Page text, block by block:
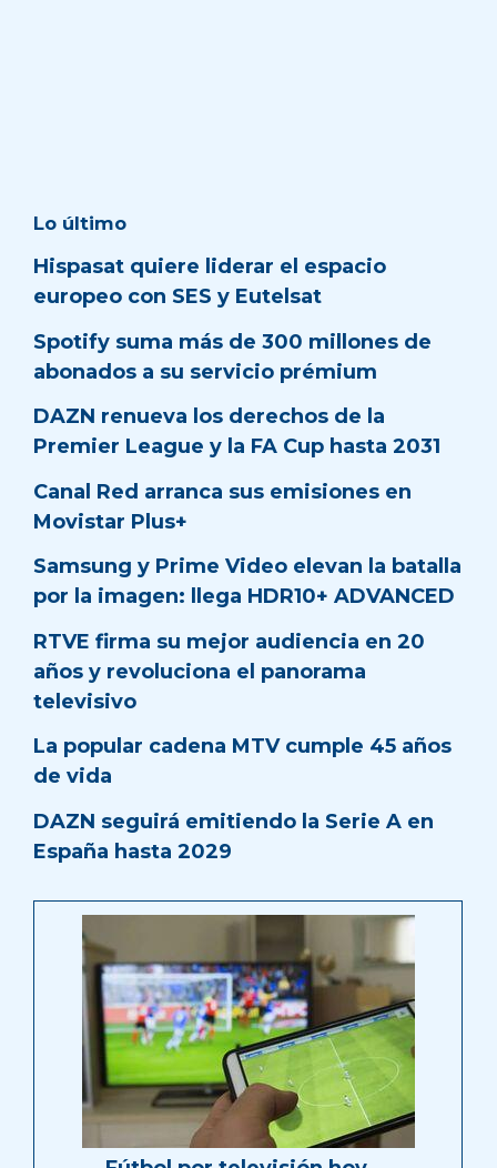
Lo último
Hispasat quiere liderar el espacio
europeo con SES y Eutelsat
Spotify suma más de 300 millones de
abonados a su servicio prémium
DAZN renueva los derechos de la
Premier League y la FA Cup hasta 2031
Canal Red arranca sus emisiones en
Movistar Plus+
Samsung y Prime Video elevan la batalla
por la imagen: llega HDR10+ ADVANCED
RTVE firma su mejor audiencia en 20
años y revoluciona el panorama
televisivo
La popular cadena MTV cumple 45 años
de vida
DAZN seguirá emitiendo la Serie A en
España hasta 2029